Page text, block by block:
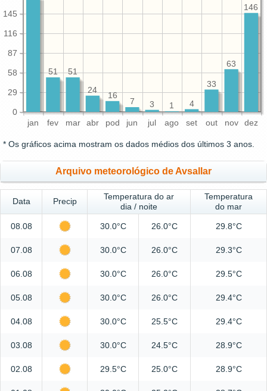
jan fev mar abr pod jun jul ago set out nov dez
0
29
58
87
116
145
146
63
33
4
1
3
7
16
24
51
51
* Os gráficos acima mostram os dados médios dos últimos 3 anos.
Arquivo meteorológico de Avsallar
Data Precip
Temperatura do ar
dia / noite
Temperatura
do mar
08.08 30.0°C 26.0°C 29.8°C
07.08 30.0°C 26.0°C 29.3°C
06.08 30.0°C 26.0°C 29.5°C
05.08 30.0°C 26.0°C 29.4°C
04.08 30.0°C 25.5°C 29.4°C
03.08 30.0°C 24.5°C 28.9°C
02.08 29.5°C 25.0°C 28.9°C